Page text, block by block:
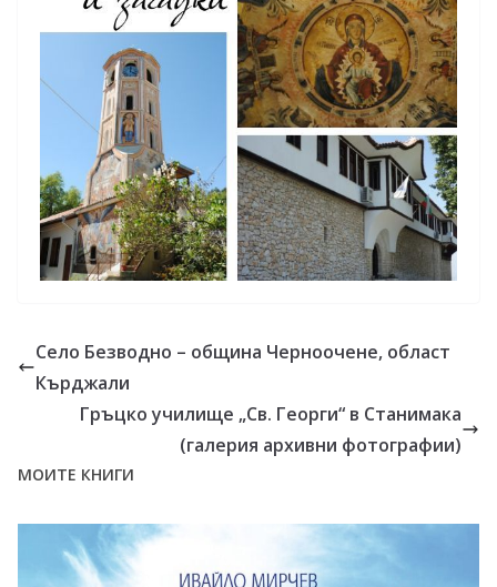
Село Безводно – община Черноочене, област
Кърджали
Гръцко училище „Св. Георги“ в Станимака
(галерия архивни фотографии)
МОИТЕ КНИГИ